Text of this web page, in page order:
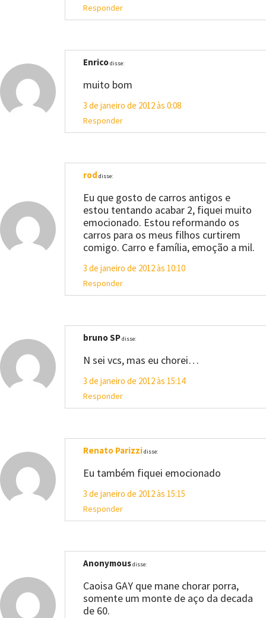
Responder
Enricodisse:
muito bom
3 de janeiro de 2012 às 0:08
Responder
rod disse:
Eu que gosto de carros antigos e
estou tentando acabar 2, fiquei muito
emocionado. Estou reformando os
carros para os meus filhos curtirem
comigo. Carro e família, emoção a mil.
3 de janeiro de 2012 às 10:10
Responder
bruno SPdisse:
N sei vcs, mas eu chorei…
3 de janeiro de 2012 às 15:14
Responder
Renato Parizzidisse:
Eu também fiquei emocionado
3 de janeiro de 2012 às 15:15
Responder
Anonymousdisse:
Caoisa GAY que mane chorar porra,
somente um monte de aço da decada
de 60.